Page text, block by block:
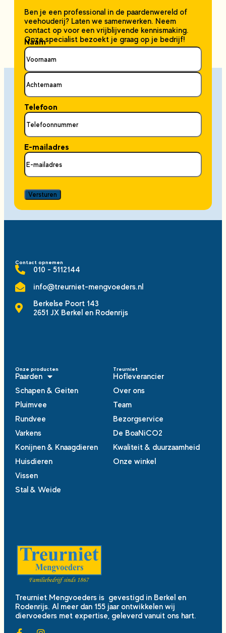
Ben je een professional in de paardenwereld of
veehouderij? Laten we samenwerken. Neem
contact op voor een vrijblijvende kennismaking.
Onze specialist bezoekt je graag op je bedrijf!
Naam
Telefoon
E-mailadres
Versturen
Treurniet Mengvoeders is gevestigd in Berkel en
Rodenrijs. Al meer dan 155 jaar ontwikkelen wij
diervoeders met expertise, geleverd vanuit ons hart.
Treurniet
Hofleverancier
Over ons
Team
Bezorgservice
De BoaNiCO2
Kwaliteit & duurzaamheid
Onze winkel
Onze producten
Paarden
Schapen & Geiten
Pluimvee
Rundvee
Varkens
Konijnen & Knaagdieren
Huisdieren
Vissen
Stal & Weide
Contact opnemen
010 - 5112144
info@treurniet-mengvoeders.nl
Berkelse Poort 143
2651 JX Berkel en Rodenrijs